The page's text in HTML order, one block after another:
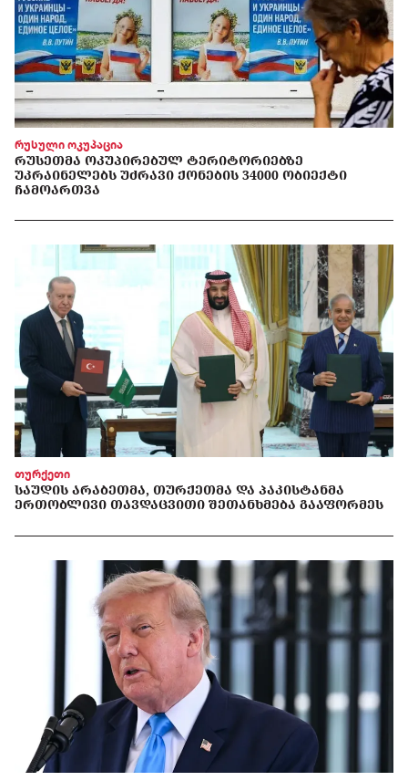
რუსული ოკუპაცია
ᲠᲣᲡᲔᲗᲛᲐ ᲝᲙᲣᲞᲘᲠᲔᲑᲣᲚ ᲢᲔᲠᲘᲢᲝᲠᲘᲔᲑᲖᲔ
ᲣᲙᲠᲐᲘᲜᲔᲚᲔᲑᲡ ᲣᲫᲠᲐᲕᲘ ᲥᲝᲜᲔᲑᲘᲡ 34000 ᲝᲑᲘᲔᲥᲢᲘ
ᲩᲐᲛᲝᲐᲠᲗᲕᲐ
თურქეთი
ᲡᲐᲣᲓᲘᲡ ᲐᲠᲐᲑᲔᲗᲛᲐ, ᲗᲣᲠᲥᲔᲗᲛᲐ ᲓᲐ ᲞᲐᲙᲘᲡᲢᲐᲜᲛᲐ
ᲔᲠᲗᲝᲑᲚᲘᲕᲘ ᲗᲐᲕᲓᲐᲪᲕᲘᲗᲘ ᲨᲔᲗᲐᲜᲮᲛᲔᲑᲐ ᲒᲐᲐᲤᲝᲠᲛᲔᲡ